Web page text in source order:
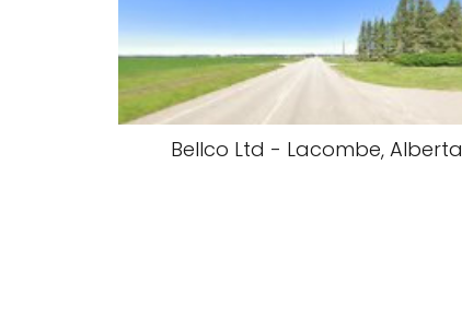
Bellco Ltd - Lacombe, Alberta